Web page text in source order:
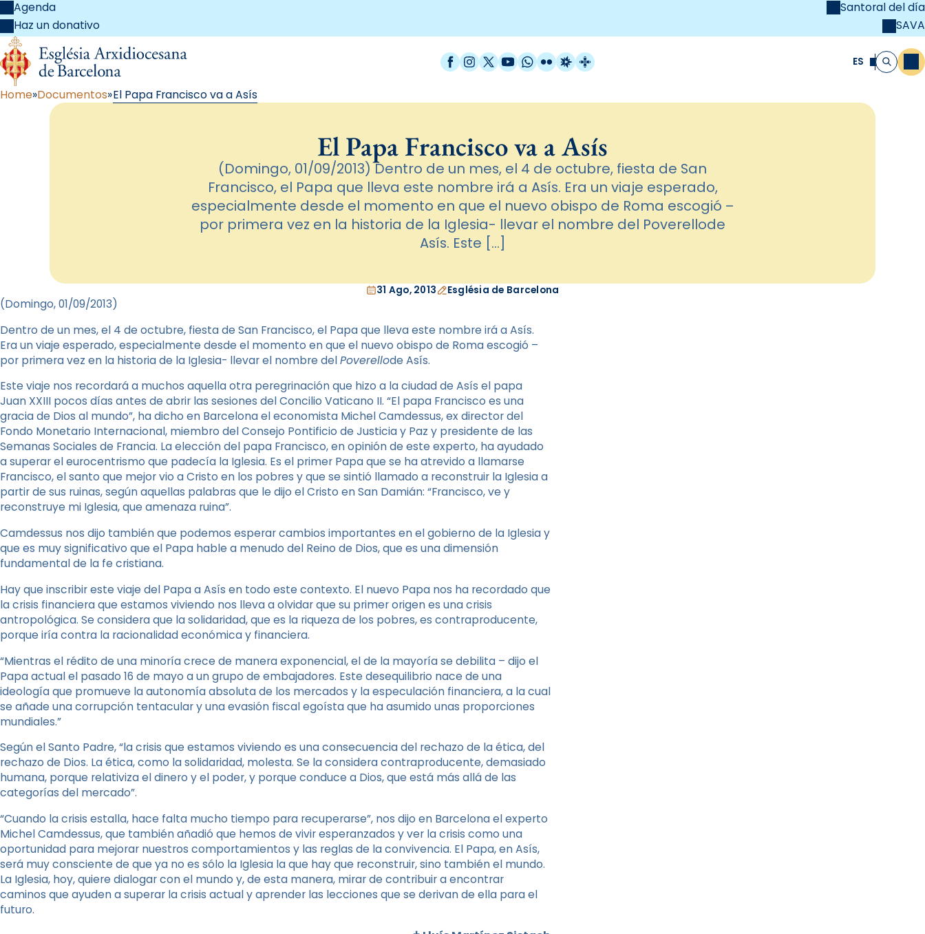
Agenda
Haz un donativo
Santoral del día
SAVA
Facebook
Instagram
X / Twitter
YouTube
WhatsApp
FlickrRadio Estel
Catalunya Cristiana ES Buscar
Home Documentos El Papa Francisco va a Asís
El Papa Francisco va a Asís
(Domingo, 01/09/2013) Dentro de un mes, el 4 de octubre, fiesta de San
Francisco, el Papa que lleva este nombre irá a Asís. Era un viaje esperado,
especialmente desde el momento en que el nuevo obispo de Roma escogió –
por primera vez en la historia de la Iglesia- llevar el nombre del Poverellode
Asís. Este […]
31 Ago, 2013 Església de Barcelona
(Domingo, 01/09/2013)
Dentro de un mes, el 4 de octubre, fiesta de San Francisco, el Papa que lleva este nombre irá a Asís.
Era un viaje esperado, especialmente desde el momento en que el nuevo obispo de Roma escogió –
por primera vez en la historia de la Iglesia- llevar el nombre delPoverellode Asís.
Este viaje nos recordará a muchos aquella otra peregrinación que hizo a la ciudad de Asís el papa
Juan XXIII pocos días antes de abrir las sesiones del Concilio Vaticano II. “El papa Francisco es una
gracia de Dios al mundo”, ha dicho en Barcelona el economista Michel Camdessus, ex director del
Fondo Monetario Internacional, miembro del Consejo Pontificio de Justicia y Paz y presidente de las
Semanas Sociales de Francia. La elección del papa Francisco, en opinión de este experto, ha ayudado
a superar el eurocentrismo que padecía la Iglesia. Es el primer Papa que se ha atrevido a llamarse
Francisco, el santo que mejor vio a Cristo en los pobres y que se sintió llamado a reconstruir la Iglesia a
partir de sus ruinas, según aquellas palabras que le dijo el Cristo en San Damián: “Francisco, ve y
reconstruye mi Iglesia, que amenaza ruina”.
Camdessus nos dijo también que podemos esperar cambios importantes en el gobierno de la Iglesia y
que es muy significativo que el Papa hable a menudo del Reino de Dios, que es una dimensión
fundamental de la fe cristiana.
Hay que inscribir este viaje del Papa a Asís en todo este contexto. El nuevo Papa nos ha recordado que
la crisis financiera que estamos viviendo nos lleva a olvidar que su primer origen es una crisis
antropológica. Se considera que la solidaridad, que es la riqueza de los pobres, es contraproducente,
porque iría contra la racionalidad económica y financiera.
“Mientras el rédito de una minoría crece de manera exponencial, el de la mayoría se debilita – dijo el
Papa actual el pasado 16 de mayo a un grupo de embajadores. Este desequilibrio nace de una
ideología que promueve la autonomía absoluta de los mercados y la especulación financiera, a la cual
se añade una corrupción tentacular y una evasión fiscal egoísta que ha asumido unas proporciones
mundiales.”
Según el Santo Padre, “la crisis que estamos viviendo es una consecuencia del rechazo de la ética, del
rechazo de Dios. La ética, como la solidaridad, molesta. Se la considera contraproducente, demasiado
humana, porque relativiza el dinero y el poder, y porque conduce a Dios, que está más allá de las
categorías del mercado”.
“Cuando la crisis estalla, hace falta mucho tiempo para recuperarse”, nos dijo en Barcelona el experto
Michel Camdessus, que también añadió que hemos de vivir esperanzados y ver la crisis como una
oportunidad para mejorar nuestros comportamientos y las reglas de la convivencia. El Papa, en Asís,
será muy consciente de que ya no es sólo la Iglesia la que hay que reconstruir, sino también el mundo.
La Iglesia, hoy, quiere dialogar con el mundo y, de esta manera, mirar de contribuir a encontrar
caminos que ayuden a superar la crisis actual y aprender las lecciones que se derivan de ella para el
futuro.